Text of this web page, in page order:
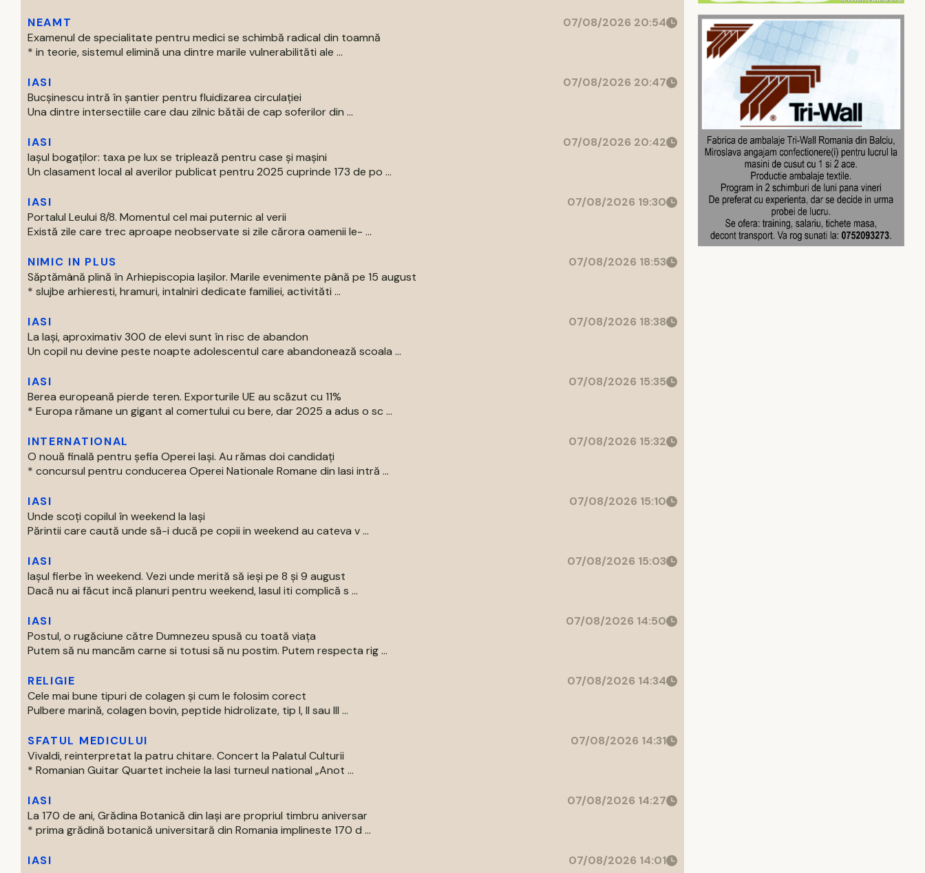
NEAMT
07/08/2026 20:54
Examenul de specialitate pentru medici se schimbă radical din toamnă
* in teorie, sistemul elimină una dintre marile vulnerabilităti ale ...
IASI
07/08/2026 20:47
Bucșinescu intră în șantier pentru fluidizarea circulației
Una dintre intersectiile care dau zilnic bătăi de cap soferilor din ...
IASI
07/08/2026 20:42
Iașul bogaților: taxa pe lux se triplează pentru case și mașini
Un clasament local al averilor publicat pentru 2025 cuprinde 173 de po ...
IASI
07/08/2026 19:30
Portalul Leului 8/8. Momentul cel mai puternic al verii
Există zile care trec aproape neobservate si zile cărora oamenii le- ...
NIMIC IN PLUS
07/08/2026 18:53
Săptămână plină în Arhiepiscopia Iașilor. Marile evenimente până pe 15 august
* slujbe arhieresti, hramuri, intalniri dedicate familiei, activităti ...
IASI
07/08/2026 18:38
La Iași, aproximativ 300 de elevi sunt în risc de abandon
Un copil nu devine peste noapte adolescentul care abandonează scoala ...
IASI
07/08/2026 15:35
Berea europeană pierde teren. Exporturile UE au scăzut cu 11%
* Europa rămane un gigant al comertului cu bere, dar 2025 a adus o sc ...
INTERNATIONAL
07/08/2026 15:32
O nouă finală pentru șefia Operei Iași. Au rămas doi candidați
* concursul pentru conducerea Operei Nationale Romane din Iasi intră ...
IASI
07/08/2026 15:10
Unde scoți copilul în weekend la Iași
Părintii care caută unde să-i ducă pe copii in weekend au cateva v ...
IASI
07/08/2026 15:03
Iașul fierbe în weekend. Vezi unde merită să ieși pe 8 și 9 august
Dacă nu ai făcut incă planuri pentru weekend, Iasul iti complică s ...
IASI
07/08/2026 14:50
Postul, o rugăciune către Dumnezeu spusă cu toată viața
Putem să nu mancăm carne si totusi să nu postim. Putem respecta rig ...
RELIGIE
07/08/2026 14:34
Cele mai bune tipuri de colagen și cum le folosim corect
Pulbere marină, colagen bovin, peptide hidrolizate, tip I, II sau III ...
SFATUL MEDICULUI
07/08/2026 14:31
Vivaldi, reinterpretat la patru chitare. Concert la Palatul Culturii
* Romanian Guitar Quartet incheie la Iasi turneul national „Anot ...
IASI
07/08/2026 14:27
La 170 de ani, Grădina Botanică din Iași are propriul timbru aniversar
* prima grădină botanică universitară din Romania implineste 170 d ...
IASI 07/08/2026 14:01